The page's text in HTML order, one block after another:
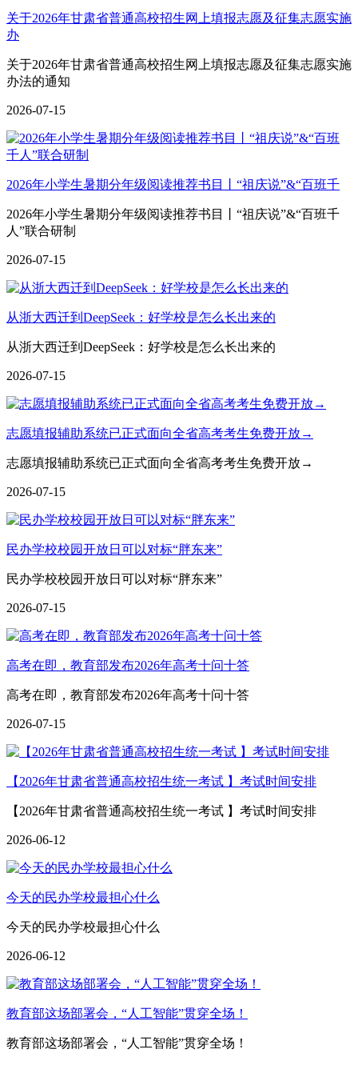
关于2026年甘肃省普通高校招生网上填报志愿及征集志愿实施
办
关于2026年甘肃省普通高校招生网上填报志愿及征集志愿实施
办法的通知
2026-07-15
2026年小学生暑期分年级阅读推荐书目丨“祖庆说”&“百班千
2026年小学生暑期分年级阅读推荐书目丨“祖庆说”&“百班千
人”联合研制
2026-07-15
从浙大西迁到DeepSeek：好学校是怎么长出来的
从浙大西迁到DeepSeek：好学校是怎么长出来的
2026-07-15
志愿填报辅助系统已正式面向全省高考考生免费开放→
志愿填报辅助系统已正式面向全省高考考生免费开放→
2026-07-15
民办学校校园开放日可以对标“胖东来”
民办学校校园开放日可以对标“胖东来”
2026-07-15
高考在即，教育部发布2026年高考十问十答
高考在即，教育部发布2026年高考十问十答
2026-07-15
【2026年甘肃省普通高校招生统一考试 】考试时间安排
【2026年甘肃省普通高校招生统一考试 】考试时间安排
2026-06-12
今天的民办学校最担心什么
今天的民办学校最担心什么
2026-06-12
教育部这场部署会，“人工智能”贯穿全场！
教育部这场部署会，“人工智能”贯穿全场！